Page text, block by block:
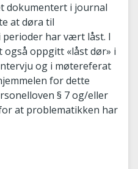
dokumentert i journal
at døra til
perioder har vært låst. I
også oppgitt «låst dør» i
og i møtereferat
for dette
§ 7 og/eller
at problematikken har